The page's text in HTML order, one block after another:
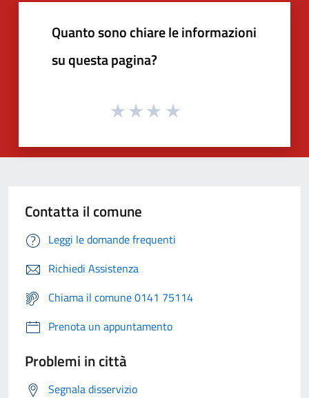
Quanto sono chiare le informazioni
su questa pagina?
Contatta il comune
Leggi le domande frequenti
Richiedi Assistenza
Chiama il comune 0141 75114
Prenota un appuntamento
Problemi in città
Segnala disservizio